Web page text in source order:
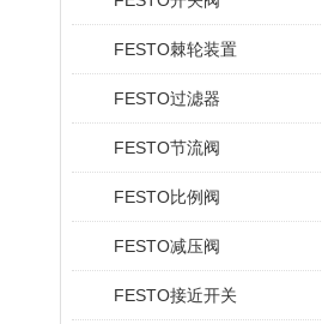
FESTO棘轮装置
FESTO过滤器
FESTO节流阀
FESTO比例阀
FESTO减压阀
FESTO接近开关